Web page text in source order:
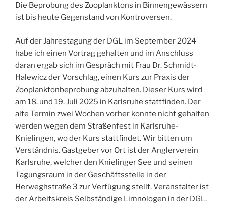
Die Beprobung des Zooplanktons in Binnengewässern
ist bis heute Gegenstand von Kontroversen.
Auf der Jahrestagung der DGL im September 2024
habe ich einen Vortrag gehalten und im Anschluss
daran ergab sich im Gespräch mit Frau Dr. Schmidt-
Halewicz der Vorschlag, einen Kurs zur Praxis der
Zooplanktonbeprobung abzuhalten. Dieser Kurs wird
am 18. und 19. Juli 2025 in Karlsruhe stattfinden. Der
alte Termin zwei Wochen vorher konnte nicht gehalten
werden wegen dem Straßenfest in Karlsruhe-
Knielingen, wo der Kurs stattfindet. Wir bitten um
Verständnis. Gastgeber vor Ort ist der Anglerverein
Karlsruhe, welcher den Knielinger See und seinen
Tagungsraum in der Geschäftsstelle in der
Herweghstraße 3 zur Verfügung stellt. Veranstalter ist
der Arbeitskreis Selbständige Limnologen in der DGL.